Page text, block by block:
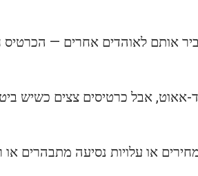
אותם לאוהדים אחרים — הכרטיס
אאוט, אבל כרטיסים צצים כשיש
או עלויות נסיעה מתבהרים